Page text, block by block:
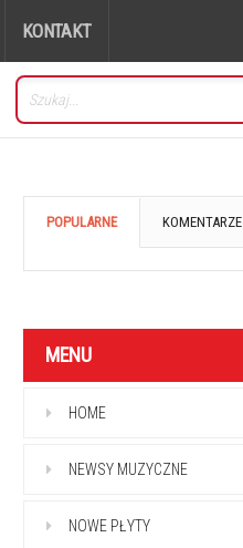
KONTAKT
POPULARNE KOMENTARZE
MENU
HOME
NEWSY MUZYCZNE
NOWE PŁYTY